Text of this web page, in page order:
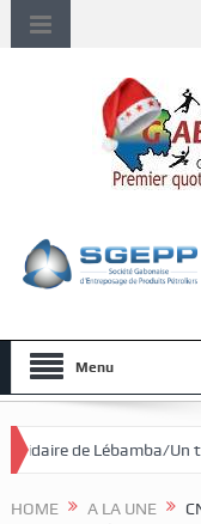
Menu
Un trio de la GR maître
HOME A LA UNE